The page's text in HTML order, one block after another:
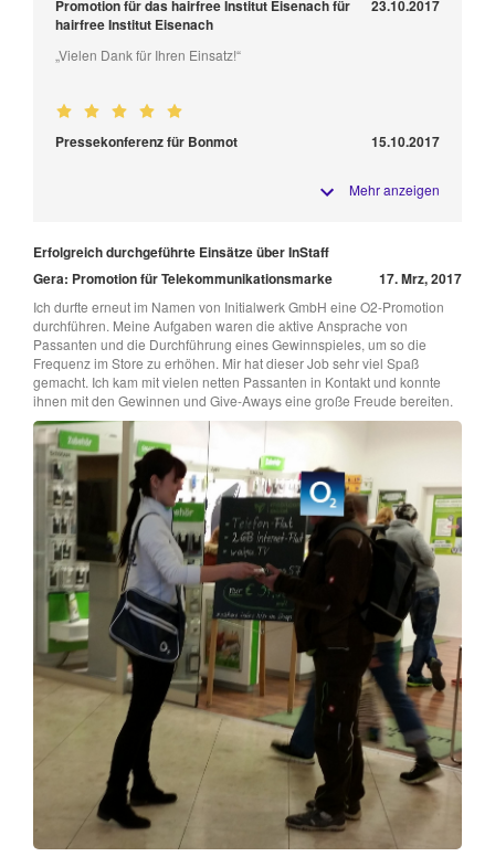
Promotion für das hairfree Institut Eisenach für
hairfree Institut Eisenach
23.10.2017
„Vielen Dank für Ihren Einsatz!“
Pressekonferenz für Bonmot 15.10.2017
Mehr anzeigen
Erfolgreich durchgeführte Einsätze über InStaff
Gera: Promotion für Telekommunikationsmarke
17. Mrz, 2017
Ich durfte erneut im Namen von Initialwerk GmbH eine O2-Promotion
durchführen. Meine Aufgaben waren die aktive Ansprache von
Passanten und die Durchführung eines Gewinnspieles, um so die
Frequenz im Store zu erhöhen. Mir hat dieser Job sehr viel Spaß
gemacht. Ich kam mit vielen netten Passanten in Kontakt und konnte
ihnen mit den Gewinnen und Give-Aways eine große Freude bereiten.